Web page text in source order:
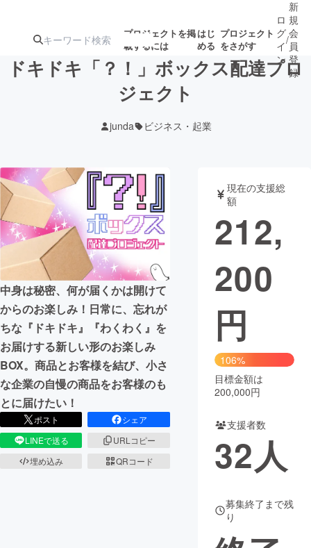
プロジェクトを掲
載するには
はじ
める
プロジェクト
をさがす
ジェクト
募集終了が近いプ
ロジェクト
アート・写真 音楽
テクノロジー・ガジェット ゲーム・サ
映像・映画
ビジネス・起業
まちづくり・地域活性化
CAMPFIRE for Social Good
CAMPFIRE Creation
CAMPFIREふるさと納税
コミュニティ
ロ
グ
イ
ン
/
新
規
会
員
登
録
ドキドキ「？！」ボックス配達プロ
ジェクト
junda ビジネス・起業
中身は秘密、何が届くかは開けて
からのお楽しみ！日常に、忘れが
ちな『ドキドキ』『わくわく』を
お届けする新しい形のお楽しみ
BOX。商品とお客様を結び、小さ
な企業の自慢の商品をお客様のも
とに届けたい！
ポスト
シェア
LINEで送る
URLコピー
埋め込み
QRコード
現在の支援総
額
212,
200
円
106%
目標金額は
200,000円
支援者数
32人
募集終了まで残
り